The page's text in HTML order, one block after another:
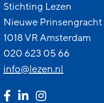
Stichting Lezen
Nieuwe Prinsengracht
1018 VR Amsterdam
020 623 05 66
info@lezen.nl